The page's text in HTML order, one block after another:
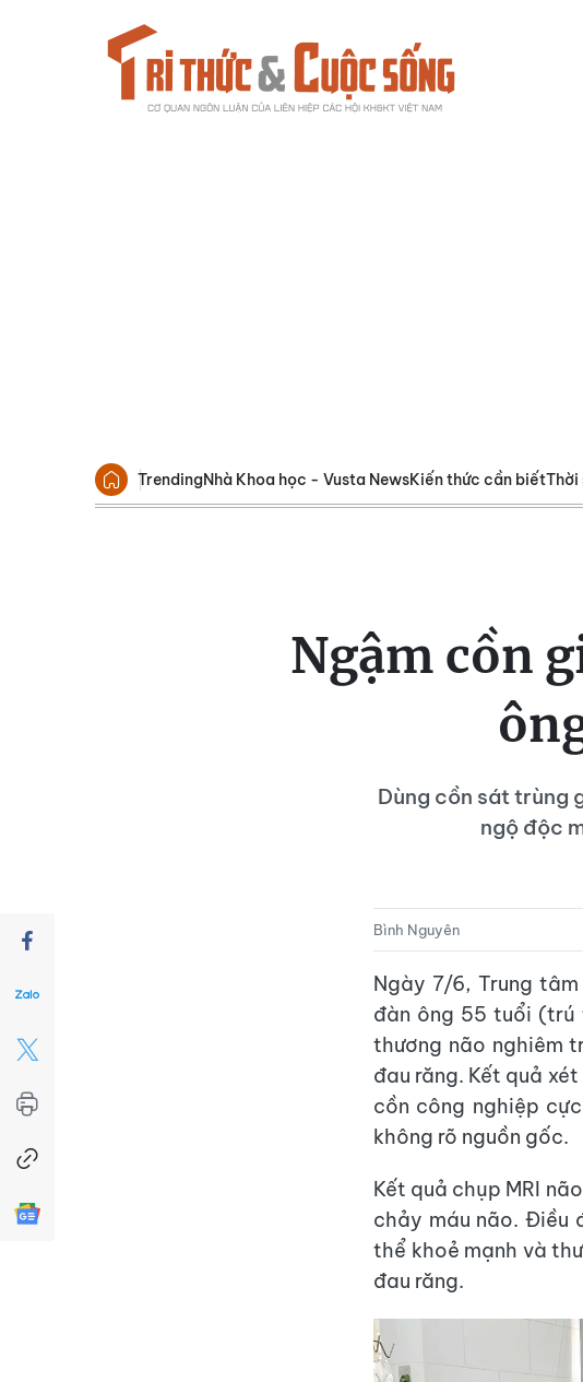
TrendingNhà Khoa học - Vusta NewsKiến thức cần biếtThời
Ngậm cồn
Dùng cồn sát trùng
ngộ độc
Bình Nguyên
Ngày 7/6, Trung
đàn ông 55 tuổi (trú
thương não nghiêm
đau răng. Kết quả
cồn công nghiệp
không rõ nguồn gốc.
Kết quả chụp MRI
chảy máu não. Điều
thể khoẻ mạnh và
đau răng.